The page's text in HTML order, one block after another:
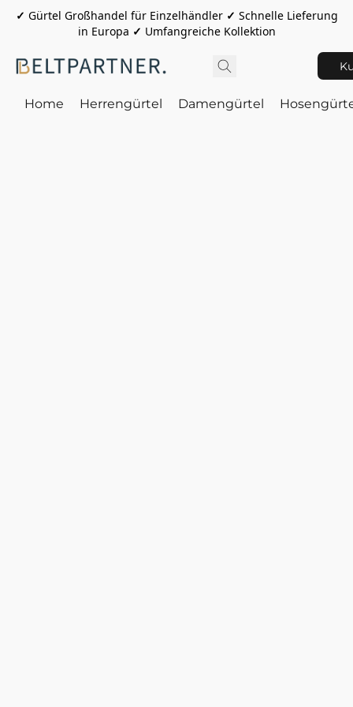
✓ Gürtel Großhandel für Einzelhändler ✓ Schnelle Lieferung
in Europa ✓ Umfangreiche Kollektion
Home Herrengürtel Damengürtel